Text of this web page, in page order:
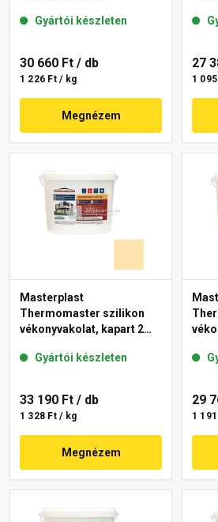
15-D 25 kg
Gyártói készleten
30 660 Ft / db
1 226 Ft / kg
Megnézem
27
1
Masterplast
Thermomaster szilikon
vékonyvakolat, kapart 2
Gyártói készleten
33 190 Ft / db
1 328 Ft / kg
Megnézem
29
1